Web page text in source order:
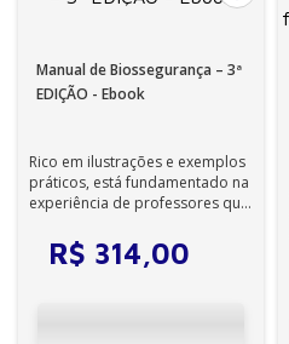
Manual de Biossegurança – 3ª
EDIÇÃO - Ebook
Rico em ilustrações e exemplos
práticos, está fundamentado na
experiência de professores que
caminh...
R$ 314 00